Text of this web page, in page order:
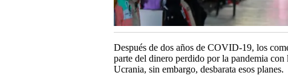
Después de dos años de COVID-19, los
parte del dinero perdido por la pandemia
Ucrania, sin embargo, desbarata esos planes.